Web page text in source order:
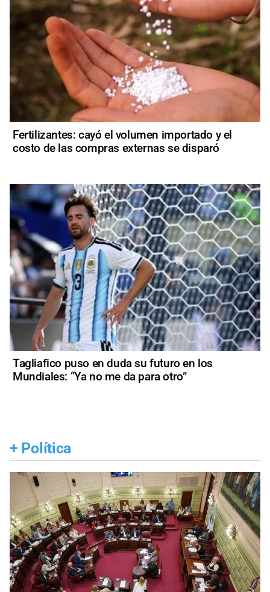
Fertilizantes: cayó el volumen importado y el
costo de las compras externas se disparó
Tagliafico puso en duda su futuro en los
Mundiales: “Ya no me da para otro”
+ Política